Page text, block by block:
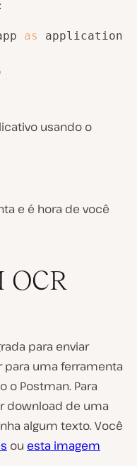
as application
usando o
e é hora de você
OCR
para enviar
para uma ferramenta
o Postman. Para
download de uma
algum texto. Você
ou esta imagem